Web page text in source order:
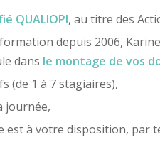
QUALIOPI, au titre des
depuis 2006,
dans le montage de vos
(de 1 à 7 stagiaires),
journée,
est à votre disposition, par